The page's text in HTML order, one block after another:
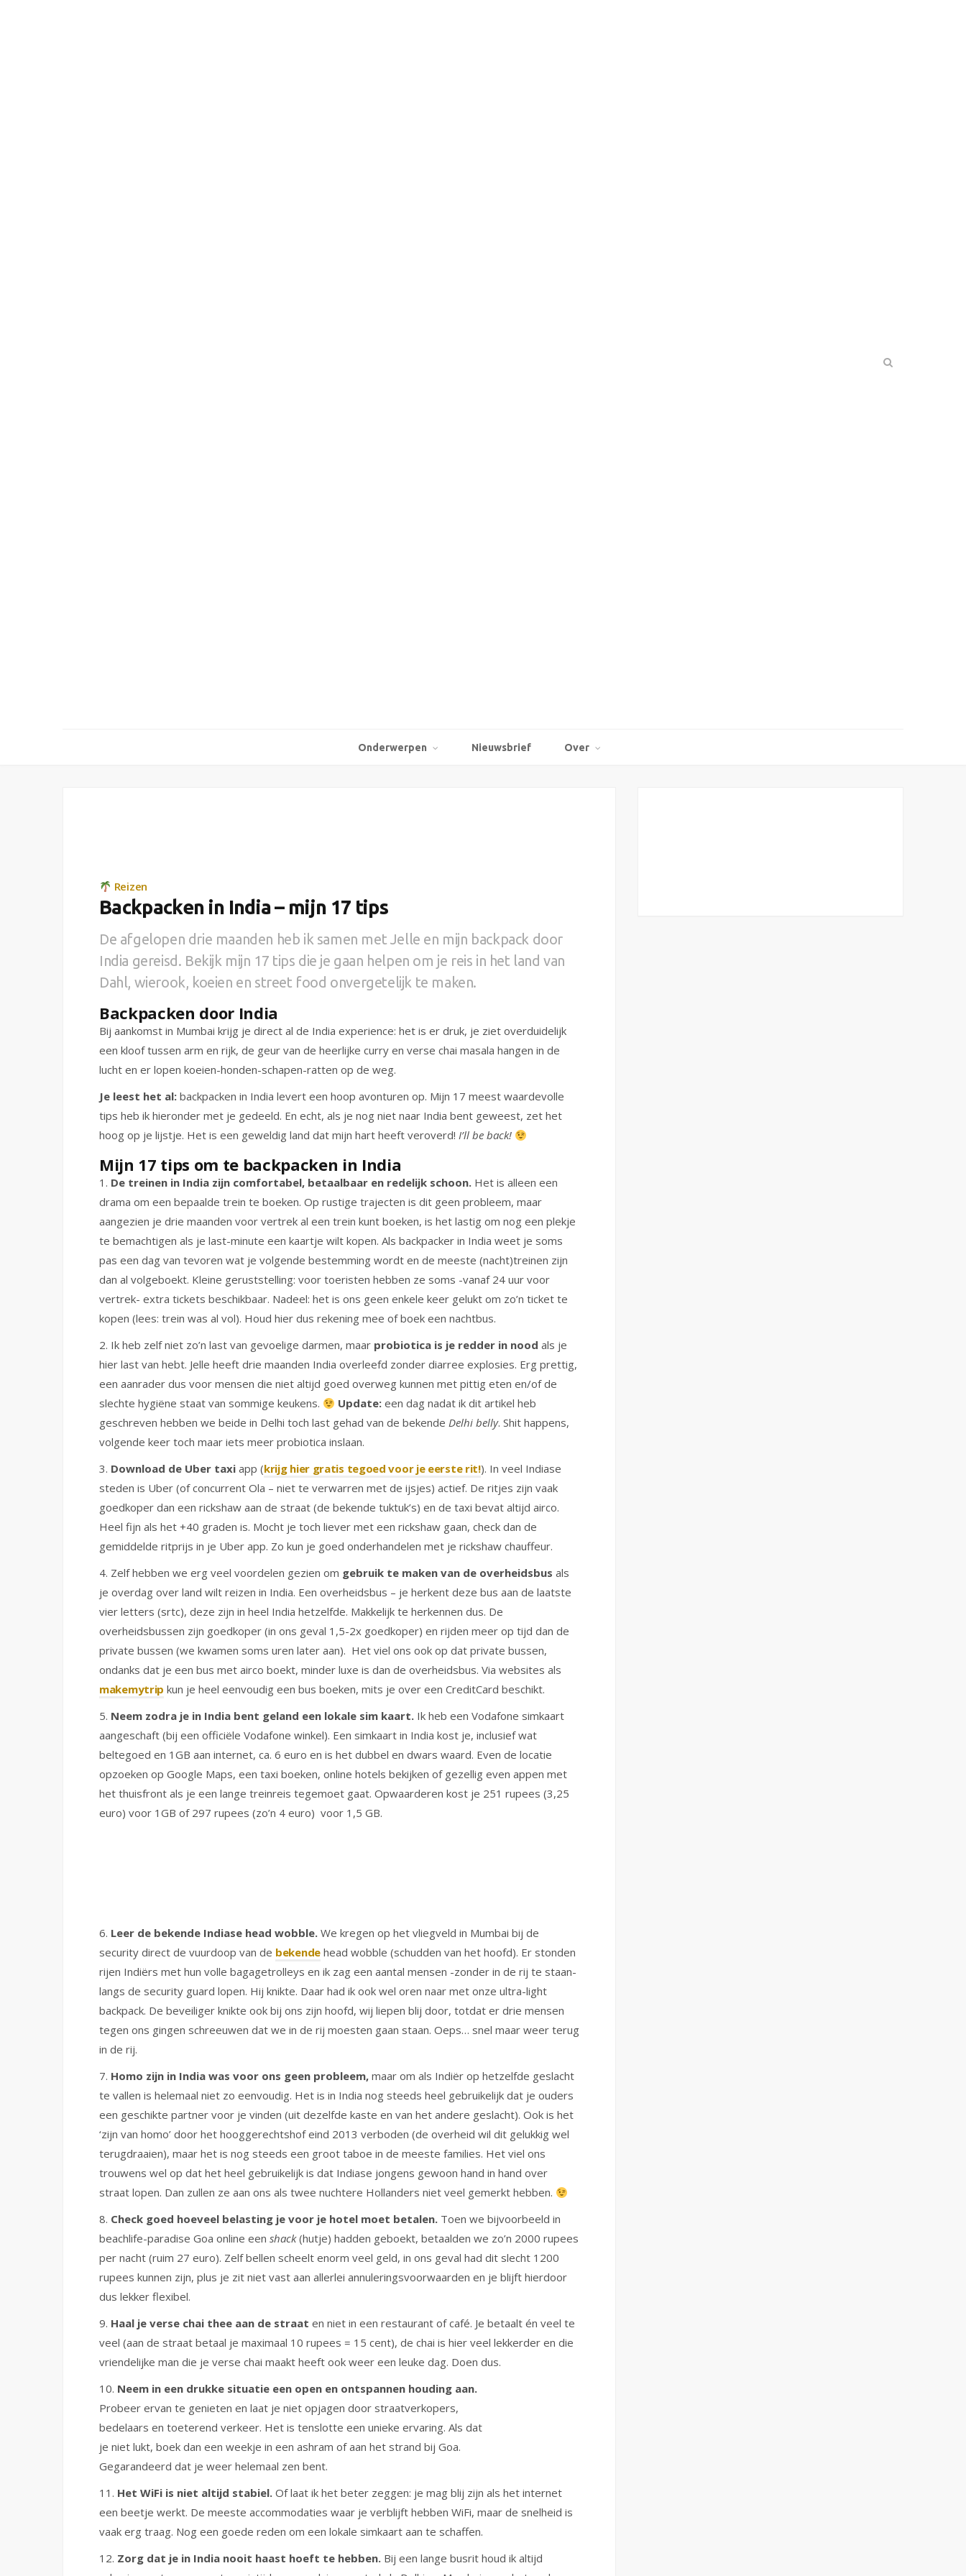
Onderwerpen Nieuwsbrief Over
Reizen
Backpacken in India – mijn 17 tips
De afgelopen drie maanden heb ik samen met Jelle en mijn backpack door
India gereisd. Bekijk mijn 17 tips die je gaan helpen om je reis in het land van
Dahl, wierook, koeien en street food onvergetelijk te maken.
Backpacken door India
Bij aankomst in Mumbai krijg je direct al de India experience: het is er druk, je ziet overduidelijk
een kloof tussen arm en rijk, de geur van de heerlijke curry en verse chai masala hangen in de
lucht en er lopen koeien-honden-schapen-ratten op de weg.
Je leest het al: backpacken in India levert een hoop avonturen op. Mijn 17 meest waardevolle
tips heb ik hieronder met je gedeeld. En echt, als je nog niet naar India bent geweest, zet het
hoog op je lijstje. Het is een geweldig land dat mijn hart heeft veroverd! I’ll be back!
Mijn 17 tips om te backpacken in India
1. De treinen in India zijn comfortabel, betaalbaar en redelijk schoon. Het is alleen een
drama om een bepaalde trein te boeken. Op rustige trajecten is dit geen probleem, maar
aangezien je drie maanden voor vertrek al een trein kunt boeken, is het lastig om nog een plekje
te bemachtigen als je last-minute een kaartje wilt kopen. Als backpacker in India weet je soms
pas een dag van tevoren wat je volgende bestemming wordt en de meeste (nacht)treinen zijn
dan al volgeboekt. Kleine geruststelling: voor toeristen hebben ze soms -vanaf 24 uur voor
vertrek- extra tickets beschikbaar. Nadeel: het is ons geen enkele keer gelukt om zo’n ticket te
kopen (lees: trein was al vol). Houd hier dus rekening mee of boek een nachtbus.
2. Ik heb zelf niet zo’n last van gevoelige darmen, maar probiotica is je redder in nood als je
hier last van hebt. Jelle heeft drie maanden India overleefd zonder diarree explosies. Erg prettig,
een aanrader dus voor mensen die niet altijd goed overweg kunnen met pittig eten en/of de
slechte hygiëne staat van sommige keukens.
Update: een dag nadat ik dit artikel heb
geschreven hebben we beide in Delhi toch last gehad van de bekende Delhi belly. Shit happens,
volgende keer toch maar iets meer probiotica inslaan.
3. Download de Uber taxi app (krijg hier gratis tegoed voor je eerste rit!). In veel Indiase
steden is Uber (of concurrent Ola – niet te verwarren met de ijsjes) actief. De ritjes zijn vaak
goedkoper dan een rickshaw aan de straat (de bekende tuktuk’s) en de taxi bevat altijd airco.
Heel fijn als het +40 graden is. Mocht je toch liever met een rickshaw gaan, check dan de
gemiddelde ritprijs in je Uber app. Zo kun je goed onderhandelen met je rickshaw chauffeur.
4. Zelf hebben we erg veel voordelen gezien om gebruik te maken van de overheidsbus als
je overdag over land wilt reizen in India. Een overheidsbus – je herkent deze bus aan de laatste
vier letters (srtc), deze zijn in heel India hetzelfde. Makkelijk te herkennen dus. De
overheidsbussen zijn goedkoper (in ons geval 1,5-2x goedkoper) en rijden meer op tijd dan de
private bussen (we kwamen soms uren later aan). Het viel ons ook op dat private bussen,
ondanks dat je een bus met airco boekt, minder luxe is dan de overheidsbus. Via websites als
makemytrip kun je heel eenvoudig een bus boeken, mits je over een CreditCard beschikt.
5. Neem zodra je in India bent geland een lokale sim kaart. Ik heb een Vodafone simkaart
aangeschaft (bij een officiële Vodafone winkel). Een simkaart in India kost je, inclusief wat
beltegoed en 1GB aan internet, ca. 6 euro en is het dubbel en dwars waard. Even de locatie
opzoeken op Google Maps, een taxi boeken, online hotels bekijken of gezellig even appen met
het thuisfront als je een lange treinreis tegemoet gaat. Opwaarderen kost je 251 rupees (3,25
euro) voor 1GB of 297 rupees (zo’n 4 euro) voor 1,5 GB.
6. Leer de bekende Indiase head wobble. We kregen op het vliegveld in Mumbai bij de
security direct de vuurdoop van de bekendehead wobble (schudden van het hoofd). Er stonden
rijen Indiërs met hun volle bagagetrolleys en ik zag een aantal mensen -zonder in de rij te staan-
langs de security guard lopen. Hij knikte. Daar had ik ook wel oren naar met onze ultra-light
backpack. De beveiliger knikte ook bij ons zijn hoofd, wij liepen blij door, totdat er drie mensen
tegen ons gingen schreeuwen dat we in de rij moesten gaan staan. Oeps… snel maar weer terug
in de rij.
7. Homo zijn in India was voor ons geen probleem, maar om als Indiër op hetzelfde geslacht
te vallen is helemaal niet zo eenvoudig. Het is in India nog steeds heel gebruikelijk dat je ouders
een geschikte partner voor je vinden (uit dezelfde kaste en van het andere geslacht). Ook is het
‘zijn van homo’ door het hooggerechtshof eind 2013 verboden (de overheid wil dit gelukkig wel
terugdraaien), maar het is nog steeds een groot taboe in de meeste families. Het viel ons
trouwens wel op dat het heel gebruikelijk is dat Indiase jongens gewoon hand in hand over
straat lopen. Dan zullen ze aan ons als twee nuchtere Hollanders niet veel gemerkt hebben.
8. Check goed hoeveel belasting je voor je hotel moet betalen. Toen we bijvoorbeeld in
beachlife-paradise Goa online een shack(hutje) hadden geboekt, betaalden we zo’n 2000 rupees
per nacht (ruim 27 euro). Zelf bellen scheelt enorm veel geld, in ons geval had dit slecht 1200
rupees kunnen zijn, plus je zit niet vast aan allerlei annuleringsvoorwaarden en je blijft hierdoor
dus lekker flexibel.
9. Haal je verse chai thee aan de straat en niet in een restaurant of café. Je betaalt én veel te
veel (aan de straat betaal je maximaal 10 rupees = 15 cent), de chai is hier veel lekkerder en die
vriendelijke man die je verse chai maakt heeft ook weer een leuke dag. Doen dus.
10. Neem in een drukke situatie een open en ontspannen houding aan.
Probeer ervan te genieten en laat je niet opjagen door straatverkopers,
bedelaars en toeterend verkeer. Het is tenslotte een unieke ervaring. Als dat
je niet lukt, boek dan een weekje in een ashram of aan het strand bij Goa.
Gegarandeerd dat je weer helemaal zen bent.
11. Het WiFi is niet altijd stabiel. Of laat ik het beter zeggen: je mag blij zijn als het internet
een beetje werkt. De meeste accommodaties waar je verblijft hebben WiFi, maar de snelheid is
vaak erg traag. Nog een goede reden om een lokale simkaart aan te schaffen.
12. Zorg dat je in India nooit haast hoeft te hebben. Bij een lange busrit houd ik altijd